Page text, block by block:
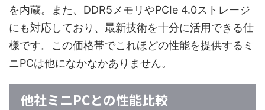
を内蔵。また、DDR5メモリやPCIe 4.0ストレージ
にも対応しており、最新技術を十分に活用できる仕
様です。この価格帯でこれほどの性能を提供するミ
ニPCは他になかなかありません。
他社ミニPCとの性能比較